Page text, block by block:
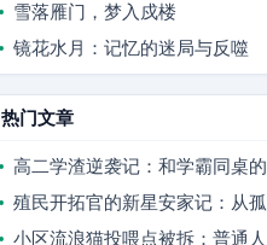
雪落雁门，梦入戍楼
镜花水月：记忆的迷局与反噬
热门文章
高二学渣逆袭记：和学霸同桌的
殖民开拓官的新星安家记：从孤
小区流浪猫投喂点被拆：普通人